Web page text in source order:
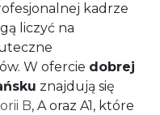
kadrze
liczyć na
W ofercie dobrej
znajdują się
B, A oraz A1, które